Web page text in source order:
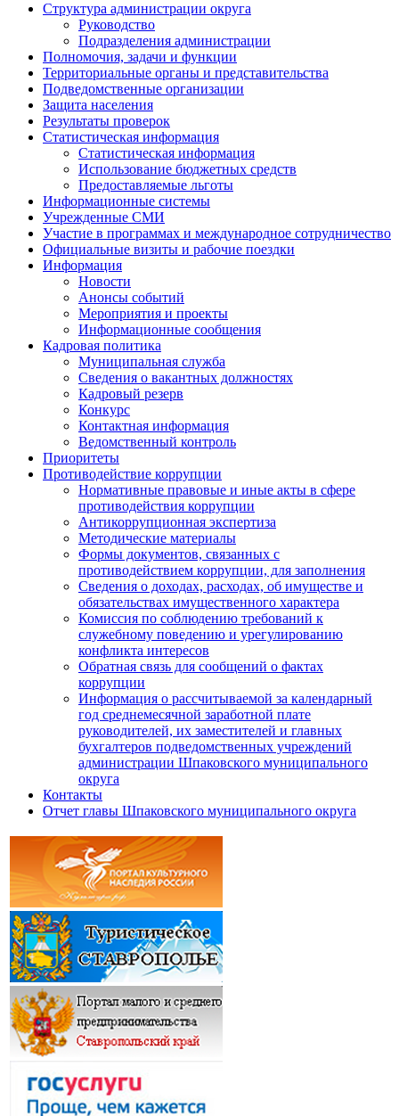
Структура администрации округа
Руководство
Подразделения администрации
Полномочия, задачи и функции
Территориальные органы и представительства
Подведомственные организации
Защита населения
Результаты проверок
Статистическая информация
Статистическая информация
Использование бюджетных средств
Предоставляемые льготы
Информационные системы
Учрежденные СМИ
Участие в программах и международное сотрудничество
Официальные визиты и рабочие поездки
Информация
Новости
Анонсы событий
Мероприятия и проекты
Информационные сообщения
Кадровая политика
Муниципальная служба
Сведения о вакантных должностях
Кадровый резерв
Конкурс
Контактная информация
Ведомственный контроль
Приоритеты
Противодействие коррупции
Нормативные правовые и иные акты в сфере
противодействия коррупции
Антикоррупционная экспертиза
Методические материалы
Формы документов, связанных с
противодействием коррупции, для заполнения
Сведения о доходах, расходах, об имуществе и
обязательствах имущественного характера
Комиссия по соблюдению требований к
служебному поведению и урегулированию
конфликта интересов
Обратная связь для сообщений о фактах
коррупции
Информация о рассчитываемой за календарный
год среднемесячной заработной плате
руководителей, их заместителей и главных
бухгалтеров подведомственных учреждений
администрации Шпаковского муниципального
округа
Контакты
Отчет главы Шпаковского муниципального округа